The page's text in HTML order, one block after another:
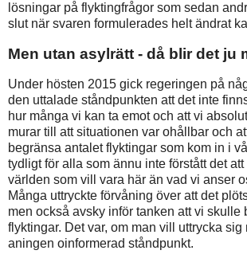
lösningar på flyktingfrågor som sedan
slut när svaren formulerades helt ändrat
Men utan asylrätt - då blir det ju
Under hösten 2015 gick regeringen på
den uttalade ståndpunkten att det inte
hur många vi kan ta emot och att vi
murar till att situationen var ohållbar och
begränsa antalet flyktingar som kom in i
tydligt för alla som ännu inte förstått det
världen som vill vara här än vad vi anser
Många uttryckte förvåning över att det
men också avsky inför tanken att vi skulle
flyktingar. Det var, om man vill uttrycka sig
aningen oinformerad ståndpunkt.